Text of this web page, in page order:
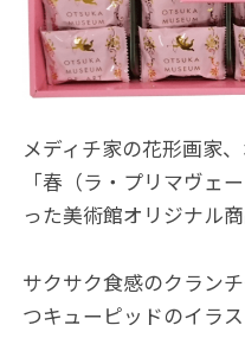
メディチ家の花形画家
「春（ラ・プリマヴェ
った美術館オリジナル商
サクサク食感のクラン
つキューピッドのイラス